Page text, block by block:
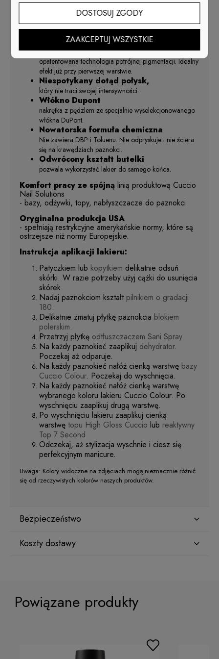
PREMIUM
Cuccio Colourjedyny lakier o sile
hybrydy.Niezawodna trwałość 10+ dni!
Najdłuższa gwarancja wytrzymałości.
Triple-Pigmentation
opatentowana technologia potrójnej pigmentacji. Idealny
efekt już przy pierwszej warstwie.
Niespotykany dotąd połysk,
który nie traci swojej intensywności.
Włókno Dupont
nakrętka z pędzlem ze specjalnie wyselekcjonowanego
włókna DuPont.
Nowatorska formuła chemiczna
Nie zawiera DBP i Toluenu. Nie odpryskuje i nie ściera
się na krawędziach paznokci.
Odwrócony kształt butelki
pozwala wykorzystać lakier do samego końca.
Komfort pracy ze spójną linią produktową Cuccio
Nail Solutions
- bazy, odżywki, topy, nabłyszczacze do paznokci
Oryginalna produkcja USA
- spełniają restrykcyjne amerykańskie normy, które są
ostrzejsze niż normy Europejskie.
Instrukcja aplikacji lakieru:
Patyczkiem lub kopytkiem delikatnie odsuń
skórki. W razie potrzeby użyj cążki do usunięcia
skórek.
Nadaj paznokciom kształt pilnikiem o gradacji
180.
Delikatnie zmatuj płytkę paznokcia blokiem
polerskim.
Przetrzyj płytkę odtłuszczaczem Sani Spray.
Na każdy paznokieć zaaplikuj dehydrator.
Poczekaj aż odparuje.
Na każdy paznokieć nałóż cienką warstwę bazy
Cuccio Colour. Poczekaj do wyschnięcia.
Na każdy paznokieć nałóż cienką warstwę
wybranego koloru lakieru Cuccio Colour. Po
wyschnięciu zaaplikuj drugą warstwę.
Po wyschnięciu lakieru zaaplikuj cienką
warstwę topu High Gloss Cuccio lub reaktywny
Top 7 Second
Odczekaj, aż stylizacja wyschnie i ciesz się
perfekcyjnym manicure.
Uwaga: Kolory widoczne na zdjęciach mogą nieznacznie różnić
się od rzeczywistych kolorów naszych produktów.
Bezpieczeństwo
Producent
lcenteno@cuccio.com
800 762 6245
Koszty dostawy
Powiązane produkty
DOSTOSUJ ZGODY
ZAAKCEPTUJ WSZYSTKIE